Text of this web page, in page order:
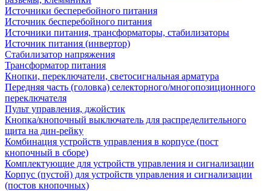
Источники бесперебойного питания
Источник бесперебойного питания
Источники питания, трансформаторы, стабилизаторы
Источник питания (инвертор)
Стабилизатор напряжения
Трансформатор питания
Кнопки, переключатели, светосигнальная арматура
Передняя часть (головка) селекторного/многопозиционного
переключателя
Пульт управления, джойстик
Кнопка/кнопочный выключатель для распределительного
щита на дин-рейку
Комбинация устройств управления в корпусе (пост
кнопочный в сборе)
Комплектующие для устройств управления и сигнализации
Корпус (пустой) для устройств управления и сигнализации
(постов кнопочных)